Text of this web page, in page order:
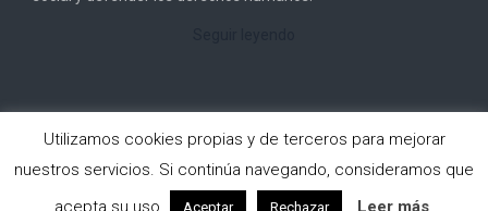
Copyright © 2026Cámara Oscura. All rights reserved.
Utilizamos cookies propias y de terceros para mejorar
nuestros servicios. Si continúa navegando, consideramos que
acepta su uso.
Aceptar Rechazar Leer más